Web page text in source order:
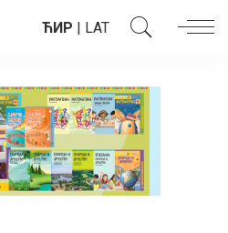
ЋИР | LAT